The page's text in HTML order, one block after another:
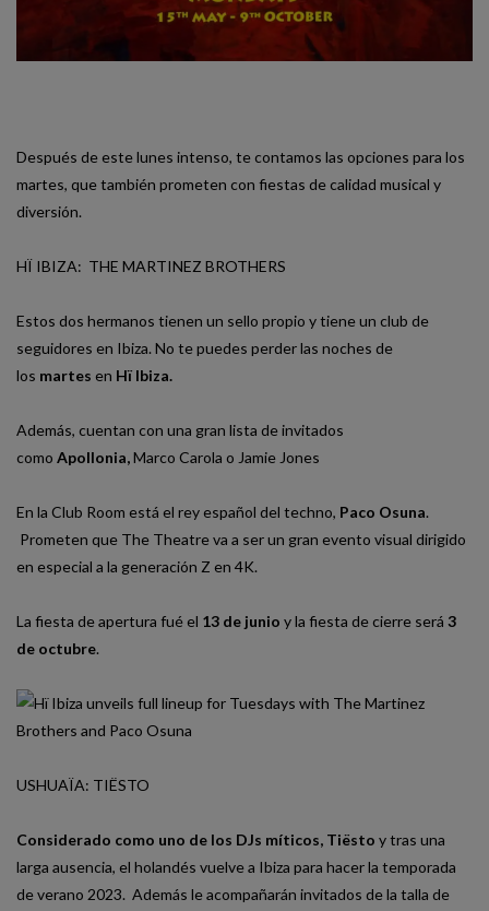
Después de este lunes intenso, te contamos las opciones para los
martes, que también prometen con fiestas de calidad musical y
diversión.
HÏ IBIZA: THE MARTINEZ BROTHERS
Estos dos hermanos tienen un sello propio y tiene un club de
seguidores en Ibiza. No te puedes perder las noches de
los martes en Hï Ibiza.
Además, cuentan con una gran lista de invitados
como Apollonia,Marco Carola o Jamie Jones
En la Club Room está el rey español del techno, Paco Osuna.
Prometen que The Theatre va a ser un gran evento visual dirigido
en especial a la generación Z en 4K.
La fiesta de apertura fué el 13 de junio y la fiesta de cierre será 3
de octubre.
USHUAÏA: TIËSTO
Considerado como uno de los DJs míticos, Tiësto y tras una
larga ausencia, el holandés vuelve a Ibiza para hacer la temporada
de verano 2023. Además le acompañarán invitados de la talla de